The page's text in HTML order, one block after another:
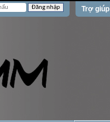
Trợ giúp